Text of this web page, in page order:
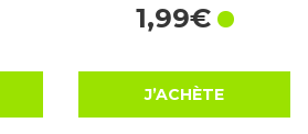
1,99€
J’ACHÈTE